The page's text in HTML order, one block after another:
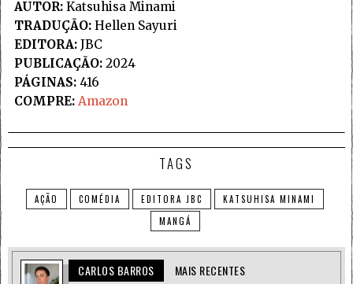
AUTOR:Katsuhisa Minami
TRADUÇÃO:Hellen Sayuri
EDITORA:JBC
PUBLICAÇÃO:2024
PÁGINAS:416
COMPRE: Amazon
TAGS
AÇÃO COMÉDIA EDITORA JBC
KATSUHISA MINAMI
MANGÁ
CARLOS BARROS MAIS RECENTES